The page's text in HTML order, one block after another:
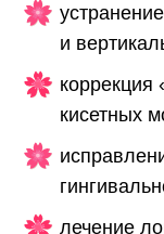
и
коррекция
кисетных
лечение